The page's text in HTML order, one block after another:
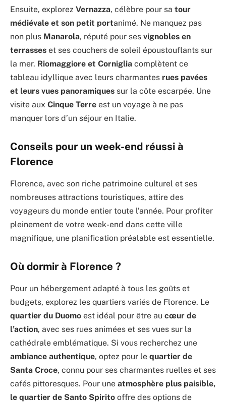
Ensuite, explorez Vernazza, célèbre pour sa tour
médiévale et son petit portanimé. Ne manquez pas
non plus Manarola, réputé pour ses vignobles en
terrasses et ses couchers de soleil époustouflants sur
la mer. Riomaggiore et Corniglia complètent ce
tableau idyllique avec leurs charmantes rues pavées
et leurs vues panoramiques sur la côte escarpée. Une
visite aux Cinque Terre est un voyage à ne pas
manquer lors d’un séjour en Italie.
Conseils pour un week-end réussi à
Florence
Florence, avec son riche patrimoine culturel et ses
nombreuses attractions touristiques, attire des
voyageurs du monde entier toute l’année. Pour profiter
pleinement de votre week-end dans cette ville
magnifique, une planification préalable est essentielle.
Où dormir à Florence ?
Pour un hébergement adapté à tous les goûts et
budgets, explorez les quartiers variés de Florence. Le
quartier du Duomo est idéal pour être au cœur de
l’action, avec ses rues animées et ses vues sur la
cathédrale emblématique. Si vous recherchez une
ambiance authentique, optez pour le quartier de
Santa Croce, connu pour ses charmantes ruelles et ses
cafés pittoresques. Pour une atmosphère plus paisible,
le quartier de Santo Spirito offre des options de